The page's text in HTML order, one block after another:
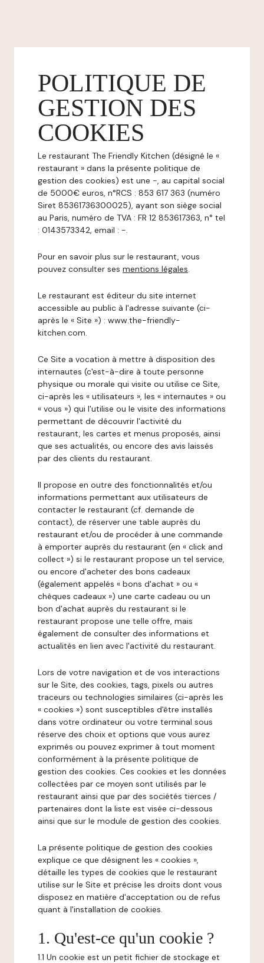
POLITIQUE DE
GESTION DES
COOKIES
Le restaurant The Friendly Kitchen (désigné le «
restaurant » dans la présente politique de
gestion des cookies) est une -, au capital social
de 5000€ euros, n°RCS : 853 617 363 (numéro
Siret 85361736300025), ayant son siège social
au Paris, numéro de TVA : FR 12 853617363, n° tel
: 0143573342, email : -.
Pour en savoir plus sur le restaurant, vous
pouvez consulter ses mentions légales.
Le restaurant est éditeur du site internet
accessible au public à l'adresse suivante (ci-
après le « Site ») : www.the-friendly-
kitchen.com.
Ce Site a vocation à mettre à disposition des
internautes (c'est-à-dire à toute personne
physique ou morale qui visite ou utilise ce Site,
ci-après les « utilisateurs », les « internautes » ou
« vous ») qui l'utilise ou le visite des informations
permettant de découvrir l'activité du
restaurant, les cartes et menus proposés, ainsi
que ses actualités, ou encore des avis laissés
par des clients du restaurant.
Il propose en outre des fonctionnalités et/ou
informations permettant aux utilisateurs de
contacter le restaurant (cf. demande de
contact), de réserver une table auprès du
restaurant et/ou de procéder à une commande
à emporter auprès du restaurant (en « click and
collect ») si le restaurant propose un tel service,
ou encore d'acheter des bons cadeaux
(également appelés « bons d'achat » ou «
chèques cadeaux ») une carte cadeau ou un
bon d'achat auprès du restaurant si le
restaurant propose une telle offre, mais
également de consulter des informations et
actualités en lien avec l'activité du restaurant.
Lors de votre navigation et de vos interactions
sur le Site, des cookies, tags, pixels ou autres
traceurs ou technologies similaires (ci-après les
« cookies ») sont susceptibles d'être installés
dans votre ordinateur ou votre terminal sous
réserve des choix et options que vous aurez
exprimés ou pouvez exprimer à tout moment
conformément à la présente politique de
gestion des cookies. Ces cookies et les données
collectées par ce moyen sont utilisés par le
restaurant ainsi que par des sociétés tierces /
partenaires dont la liste est visée ci-dessous
ainsi que sur le module de gestion des cookies.
La présente politique de gestion des cookies
explique ce que désignent les « cookies »,
détaille les types de cookies que le restaurant
utilise sur le Site et précise les droits dont vous
disposez en matière d'acceptation ou de refus
quant à l'installation de cookies.
1. Qu'est-ce qu'un cookie ?
1.1 Un cookie est un petit fichier de stockage et